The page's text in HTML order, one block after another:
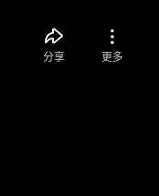
分享 更多